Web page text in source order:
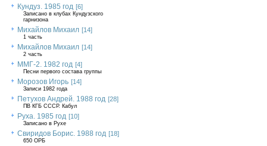
Кундуз. 1985 год [6]
Записано в клубах Кундузского
гарнизона
Михайлов Михаил [14]
1 часть
Михайлов Михаил [14]
2 часть
ММГ-2. 1982 год [4]
Песни первого состава группы
Морозов Игорь [14]
Записи 1982 года
Петухов Андрей. 1988 год [28]
ПВ КГБ СССР. Кабул
Руха. 1985 год [10]
Записано в Рухе
Свиридов Борис. 1988 год [18]
650 ОРБ